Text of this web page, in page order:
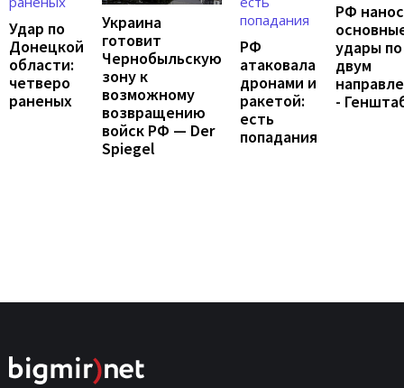
Удар по
Донецкой
области:
четверо
раненых
Украина
готовит
Чернобыльскую
зону к
возможному
возвращению
войск РФ — Der
Spiegel
РФ
атаковала
дронами и
ракетой:
есть
попадания
РФ
удары по
двум
-